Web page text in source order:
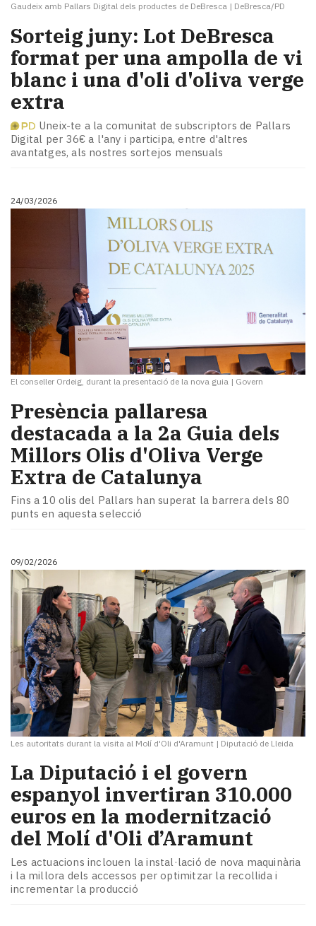
Gaudeix amb Pallars Digital dels productes de DeBresca | DeBresca/PD
Sorteig juny: Lot DeBresca
format per una ampolla de vi
blanc i una d'oli d'oliva verge
extra
Uneix-te a la comunitat de subscriptors de Pallars
Digital per 36€ a l'any i participa, entre d'altres
avantatges, als nostres sortejos mensuals
24/03/2026
El conseller Ordeig, durant la presentació de la nova guia | Govern
Presència pallaresa
destacada a la 2a Guia dels
Millors Olis d'Oliva Verge
Extra de Catalunya
Fins a 10 olis del Pallars han superat la barrera dels 80
punts en aquesta selecció
09/02/2026
Les autoritats durant la visita al Molí d'Oli d'Aramunt | Diputació de Lleida
La Diputació i el govern
espanyol invertiran 310.000
euros en la modernització
del Molí d'Oli d’Aramunt
Les actuacions inclouen la instal·lació de nova maquinària
i la millora dels accessos per optimitzar la recollida i
incrementar la producció